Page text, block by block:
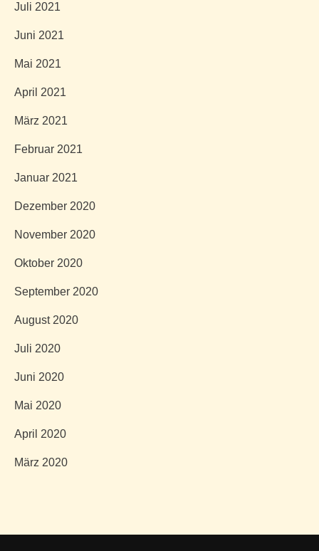
Juli 2021
Juni 2021
Mai 2021
April 2021
März 2021
Februar 2021
Januar 2021
Dezember 2020
November 2020
Oktober 2020
September 2020
August 2020
Juli 2020
Juni 2020
Mai 2020
April 2020
März 2020